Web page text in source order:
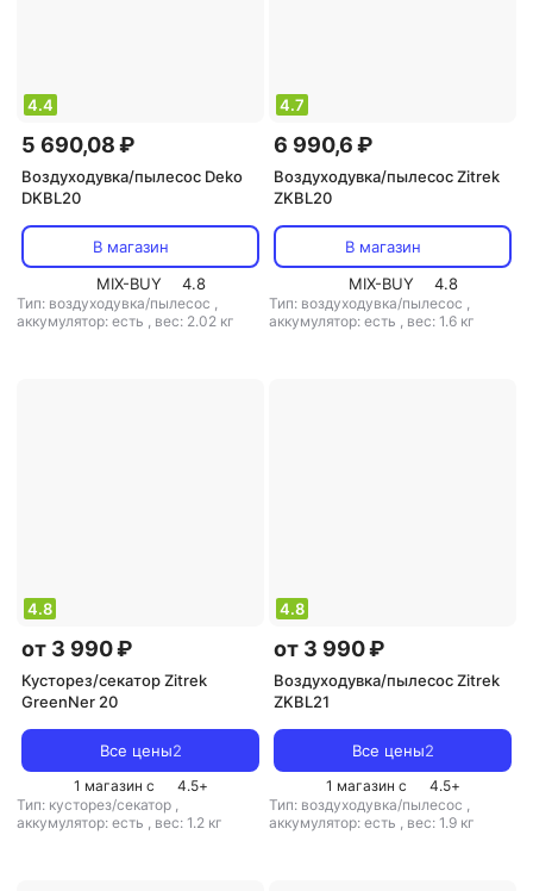
4.4
5 690,08 ₽
Воздуходувка/пылесос Deko
DKBL20
В магазин
MIX-BUY
4.8
Тип: воздуходувка/пылесос ,
аккумулятор: есть , вес: 2.02 кг
4.7
6 990,6 ₽
Воздуходувка/пылесос Zitrek
ZKBL20
В магазин
MIX-BUY
4.8
Тип: воздуходувка/пылесос ,
аккумулятор: есть , вес: 1.6 кг
4.8
от 3 990 ₽
Кусторез/секатор Zitrek
GreenNer 20
Все цены2
1 магазин с 4.5+
Тип: кусторез/секатор ,
аккумулятор: есть , вес: 1.2 кг
4.8
от 3 990 ₽
Воздуходувка/пылесос Zitrek
ZKBL21
Все цены2
1 магазин с 4.5+
Тип: воздуходувка/пылесос ,
аккумулятор: есть , вес: 1.9 кг